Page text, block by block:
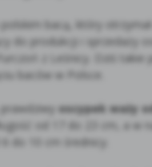
polskim bacą, który
do produkcji i sprzedaży
z Leśnicy. Dziś takie
baców w Polsce.
oscypek waży
od 17 do 23 cm, a w
6 do 10 cm średnicy.